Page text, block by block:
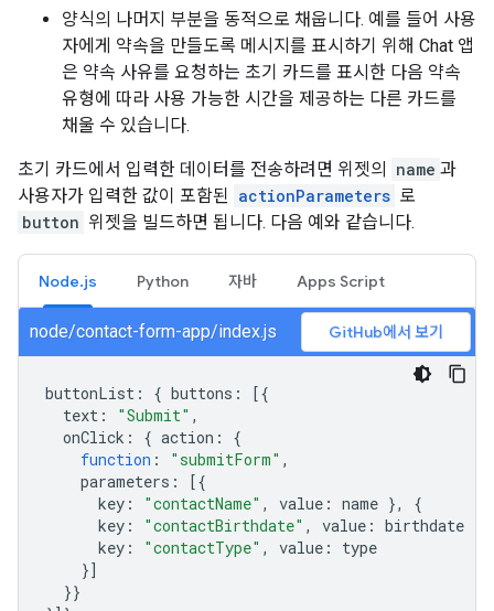
양식의 나머지 부분을 동적으로 채웁니다. 예를 들어 사용
자에게 약속을 만들도록 메시지를 표시하기 위해 Chat 앱
은 약속 사유를 요청하는 초기 카드를 표시한 다음 약속
유형에 따라 사용 가능한 시간을 제공하는 다른 카드를
채울 수 있습니다.
초기 카드에서 입력한 데이터를 전송하려면 위젯의 name 과
사용자가 입력한 값이 포함된 actionParameters 로
button 위젯을 빌드하면 됩니다. 다음 예와 같습니다.
Node.js Python 자바 Apps Script
node/contact-form-app/index.js GitHub에서 보기
buttonList : { buttons :
[{
text : "Submit" ,
onClick : { action :
{
function : "submitForm" ,
parameters :
[{
key : "contactName" , value : name },
{
key : "contactBirthdate" , value : birthdate
key : "contactType" , value :
type
}]
}}